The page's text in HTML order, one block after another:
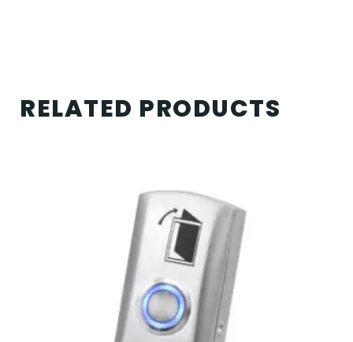
RELATED PRODUCTS